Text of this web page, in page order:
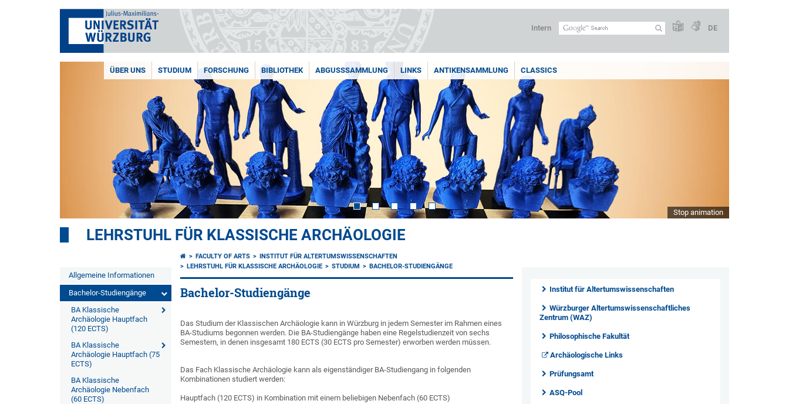
Intern DE
ÜBER UNS STUDIUM FORSCHUNG BIBLIOTHEK ABGUSSSAMMLUNG LINKS ANTIKENSAMMLUNG CLASSICS
Stop animation
LEHRSTUHL FÜR KLASSISCHE ARCHÄOLOGIE
Allgemeine Informationen
Bachelor-Studiengänge
BA Klassische
Archäologie Hauptfach
(120 ECTS)
BA Klassische
Archäologie Hauptfach (75
ECTS)
BA Klassische
Archäologie Nebenfach
(60 ECTS)
FACULTY OF ARTS
INSTITUT FÜR ALTERTUMSWISSENSCHAFTEN
LEHRSTUHL FÜR KLASSISCHE ARCHÄOLOGIE
STUDIUM BACHELOR-STUDIENGÄNGE
Bachelor-Studiengänge
Das Studium der Klassischen Archäologie kann in Würzburg in jedem Semester im Rahmen eines
BA-Studiums begonnen werden. Die BA-Studiengänge haben eine Regelstudienzeit von sechs
Semestern, in denen insgesamt 180 ECTS (30 ECTS pro Semester) erworben werden müssen.
Das Fach Klassische Archäologie kann als eigenständiger BA-Studiengang in folgenden
Kombinationen studiert werden:
Hauptfach (120 ECTS) in Kombination mit einem beliebigen Nebenfach (60 ECTS)
Institut für Altertumswissenschaften
Würzburger Altertumswissenschaftliches
Zentrum (WAZ)
Philosophische Fakultät
Archäologische Links
Prüfungsamt
ASQ-Pool